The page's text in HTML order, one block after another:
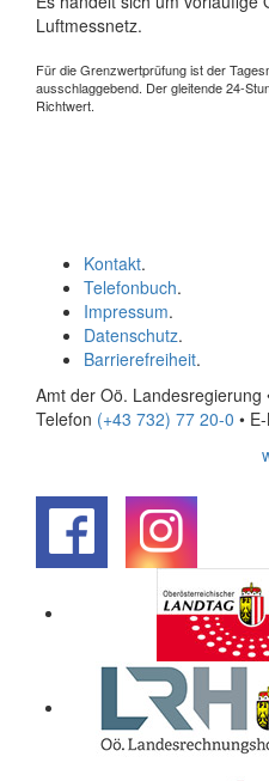
Luftmessnetz.
Für die Grenzwertprüfung ist der
ausschlaggebend. Der gleitende 24-
Richtwert.
Kontakt.
Telefonbuch.
Impressum.
Datenschutz.
Barrierefreiheit.
Amt der Oö. Landesregierung
Telefon (+43 732) 77 20-0 •